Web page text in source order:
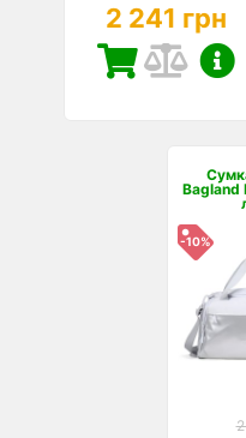
2 241 грн
Bagland
-10%